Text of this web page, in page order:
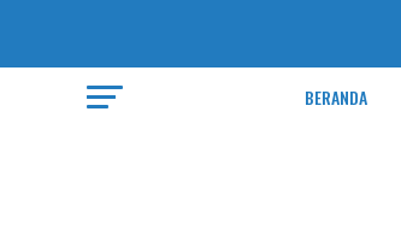
BERANDA